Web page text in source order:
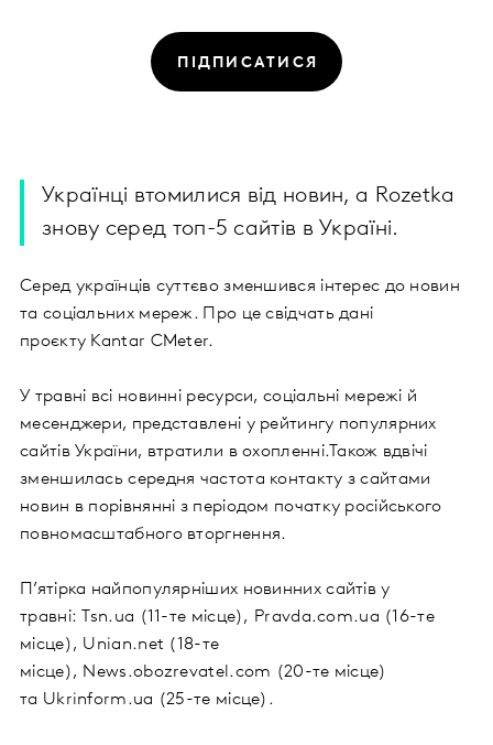
ПІДПИСАТИСЯ
Українці втомилися від новин, а Rozetka
знову серед топ-5 сайтів в Україні.
Серед українців суттєво зменшився інтерес до новин
та соціальних мереж. Про це свідчать дані
проєкту Kantar CMeter.
У травні всі новинні ресурси, соціальні мережі й
месенджери, представлені у рейтингу популярних
сайтів України, втратили в охопленні.Також вдвічі
зменшилась середня частота контакту з сайтами
новин в порівнянні з періодом початку російського
повномасштабного вторгнення.
П’ятірка найпопулярніших новинних сайтів у
травні: Tsn.ua (11-те місце), Pravda.com.ua (16-те
місце), Unian.net (18-те
місце), News.obozrevatel.com (20-те місце)
та Ukrinform.ua (25-те місце).